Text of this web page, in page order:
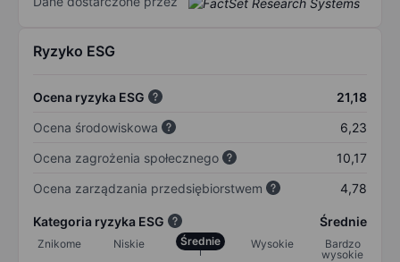
Ryzyko ESG
Ocena ryzyka ESG
21,18
Ocena środowiskowa
6,23
Ocena zagrożenia społecznego
10,17
Ocena zarządzania przedsiębiorstwem
4,78
Kategoria ryzyka ESG Średnie
Znikome Niskie Średnie Wysokie
Bardzo
wysokie